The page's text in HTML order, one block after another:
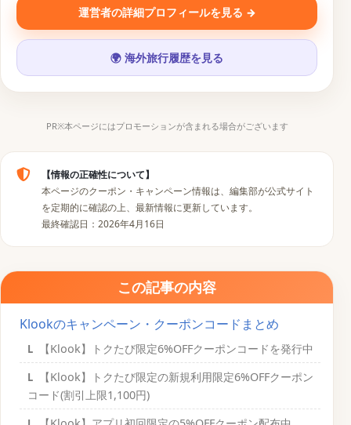
SNS・運営メディア
♪
運営者の詳細プロフィールを見る →
🌍 海外旅行履歴を見る
PR※本ページにはプロモーションが含まれる場合がございます
【情報の正確性について】
本ページのクーポン・キャンペーン情報は、編集部が公式サイト
を定期的に確認の上、最新情報に更新しています。
最終確認日：2026年4月16日
この記事の内容
Klookのキャンペーン・クーポンコードまとめ
【Klook】トクたび限定6%OFFクーポンコードを発行中
【Klook】トクたび限定の新規利用限定6%OFFクーポン
コード(割引上限1,100円)